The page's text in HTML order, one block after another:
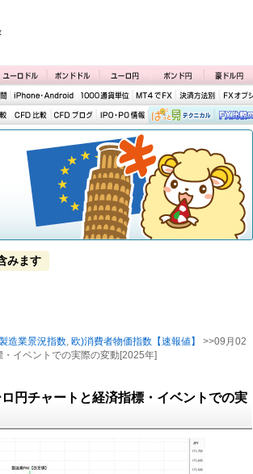
みます
造業景況指数, 欧)消費者物価指数【速報値】
>>09月02
イベントでの実際の変動[2025年]
円チャートと経済指標・イベントでの実